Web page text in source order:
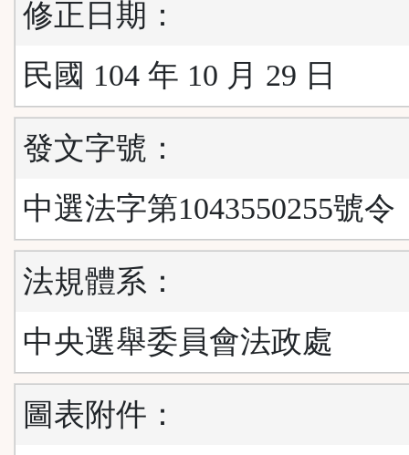
修正日期：
民國 104 年 10 月 29 日
發文字號：
中選法字第1043550255號令
法規體系：
中央選舉委員會法政處
圖表附件：